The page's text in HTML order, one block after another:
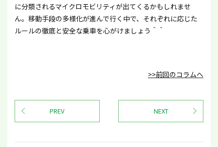
に分類されるマイクロモビリティが出てくるかもしれませ
ん。移動手段の多様化が進んで行く中で、それぞれに応じた
ルールの徹底と安全な乗車を心がけましょう＾＾
>>前回のコラムへ
PREV NEXT